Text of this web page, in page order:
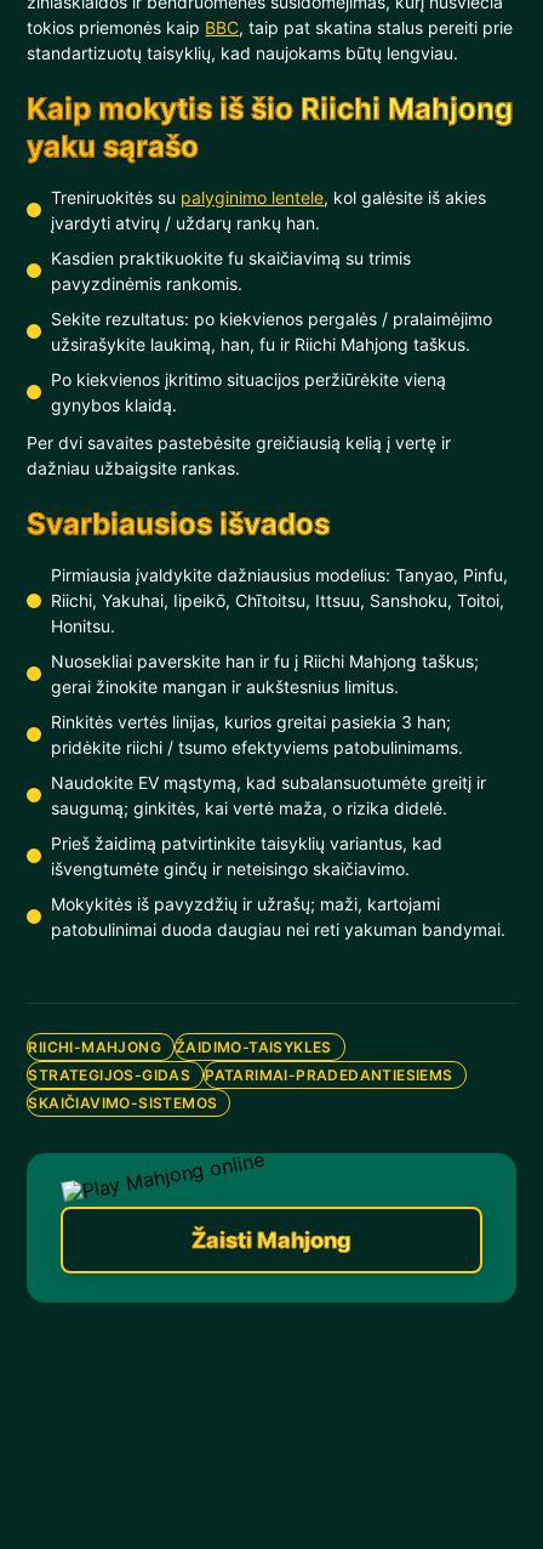
tokios priemonės kaip BBC, taip pat skatina stalus pereiti prie
standartizuotų taisyklių, kad naujokams būtų lengviau.
Kaip mokytis iš šio Riichi Mahjong
yaku sąrašo
Treniruokitės su palyginimo lentele, kol galėsite iš akies
įvardyti atvirų / uždarų rankų han.
Kasdien praktikuokite fu skaičiavimą su trimis
pavyzdinėmis rankomis.
Sekite rezultatus: po kiekvienos pergalės / pralaimėjimo
užsirašykite laukimą, han, fu ir Riichi Mahjong taškus.
Po kiekvienos įkritimo situacijos peržiūrėkite vieną
gynybos klaidą.
Per dvi savaites pastebėsite greičiausią kelią į vertę ir
dažniau užbaigsite rankas.
Svarbiausios išvados
Pirmiausia įvaldykite dažniausius modelius: Tanyao, Pinfu,
Riichi, Yakuhai, Iipeikō, Chītoitsu, Ittsuu, Sanshoku, Toitoi,
Honitsu.
Nuosekliai paverskite han ir fu į Riichi Mahjong taškus;
gerai žinokite mangan ir aukštesnius limitus.
Rinkitės vertės linijas, kurios greitai pasiekia 3 han;
pridėkite riichi / tsumo efektyviems patobulinimams.
Naudokite EV mąstymą, kad subalansuotumėte greitį ir
saugumą; ginkitės, kai vertė maža, o rizika didelė.
Prieš žaidimą patvirtinkite taisyklių variantus, kad
išvengtumėte ginčų ir neteisingo skaičiavimo.
Mokykitės iš pavyzdžių ir užrašų; maži, kartojami
patobulinimai duoda daugiau nei reti yakuman bandymai.
RIICHI-MAHJONG
ŽAIDIMO-TAISYKLES
STRATEGIJOS-GIDAS
PATARIMAI-PRADEDANTIESIEMS
SKAIČIAVIMO-SISTEMOS
Žaisti Mahjong